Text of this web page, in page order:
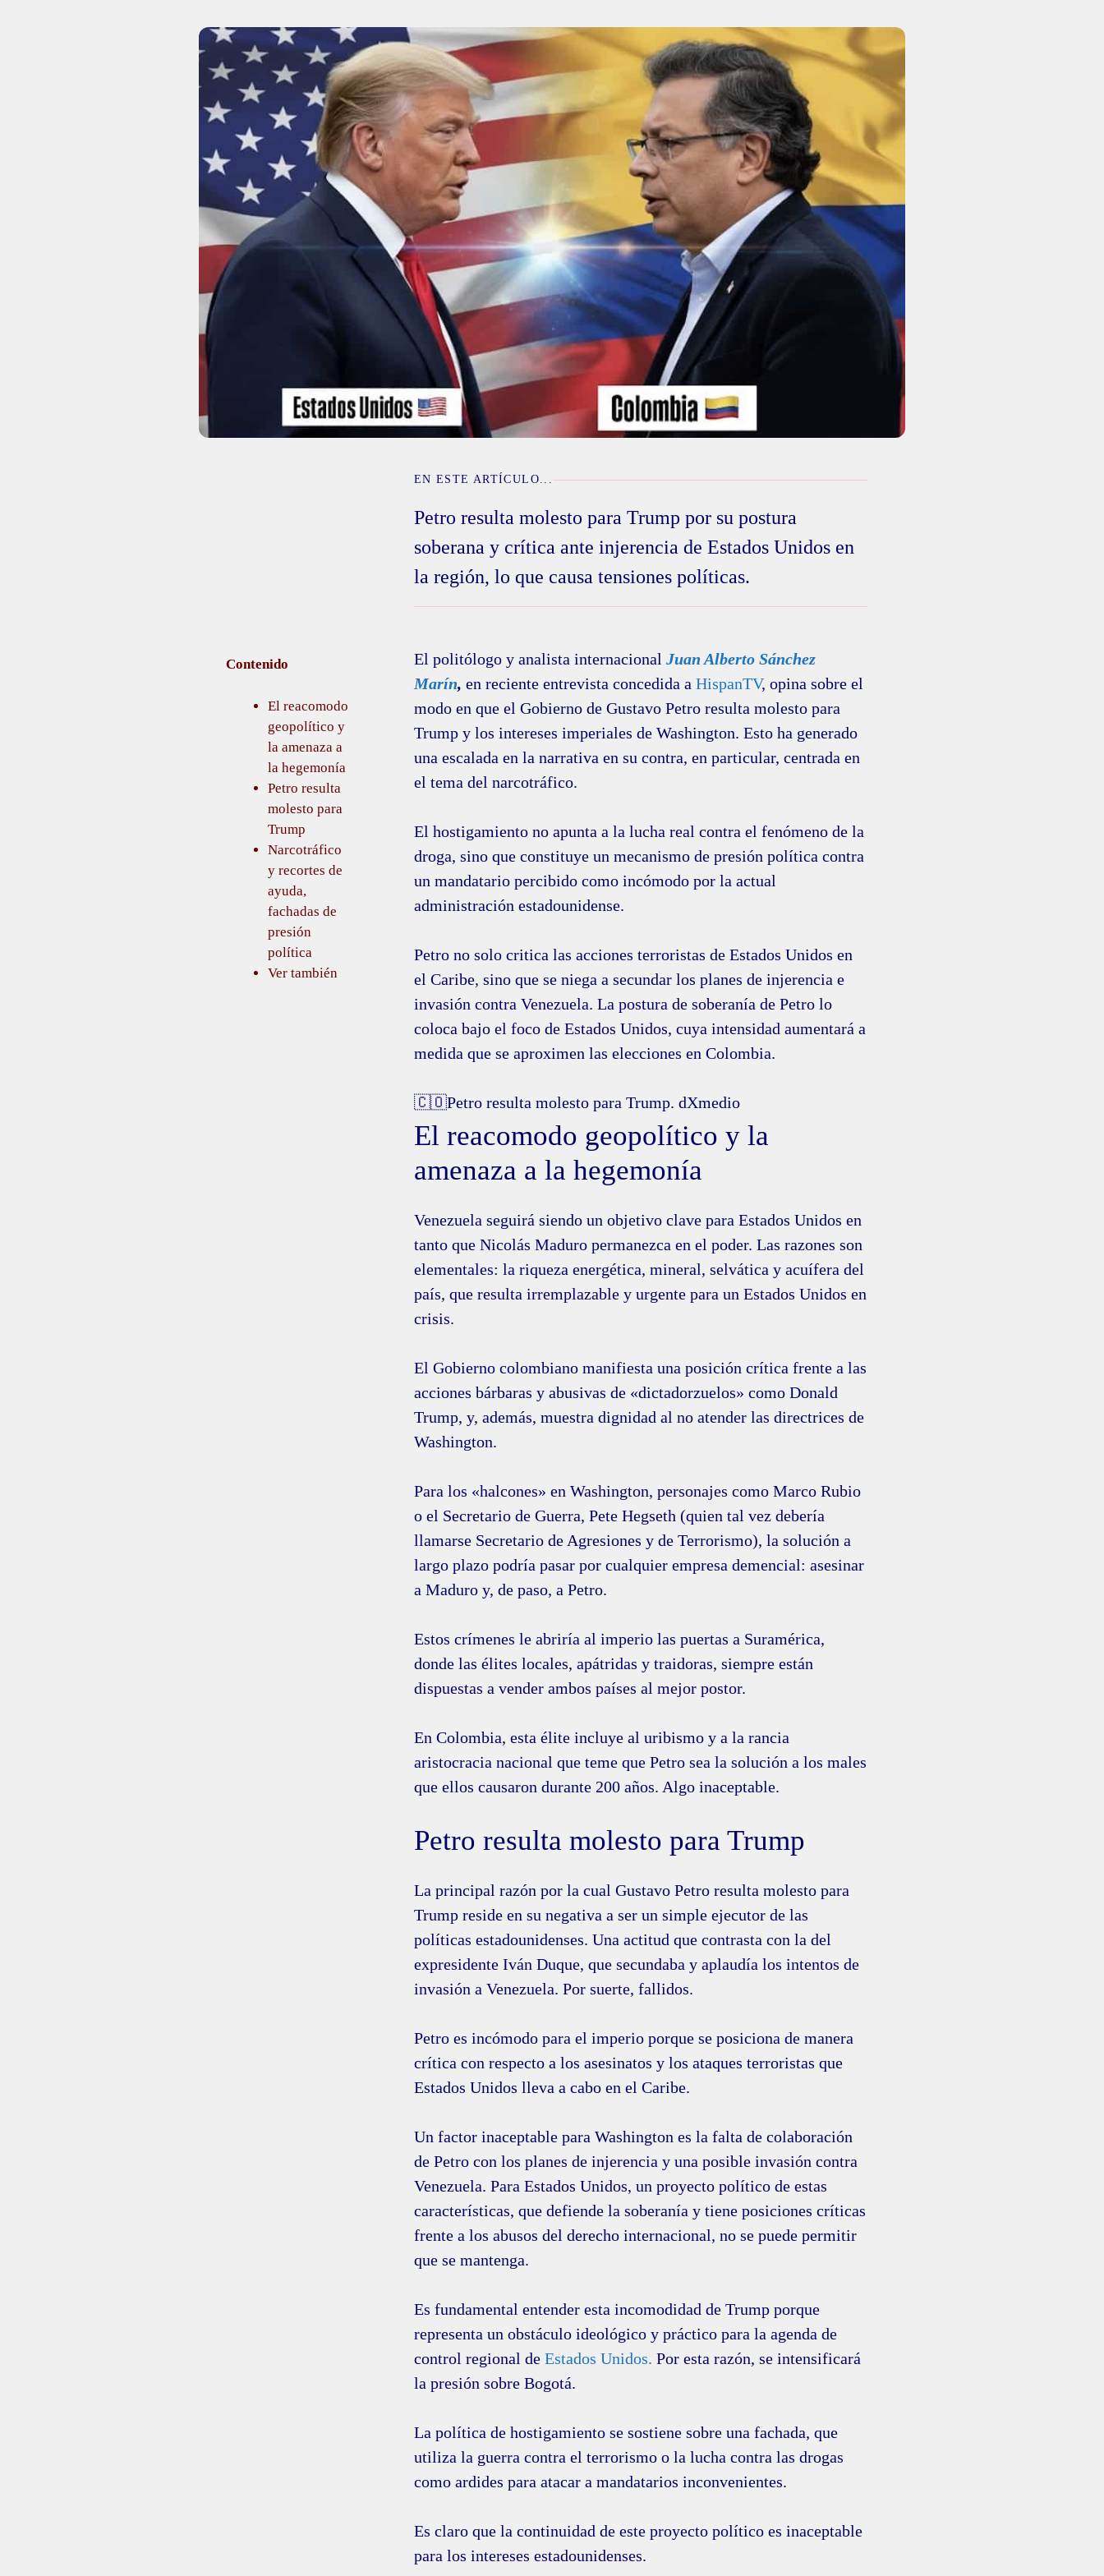
Contenido
El reacomodo
geopolítico y
la amenaza a
la hegemonía
Petro resulta
molesto para
Trump
Narcotráfico
y recortes de
ayuda,
fachadas de
presión
política
Ver también
EN ESTE ARTÍCULO...
Petro resulta molesto para Trump por su postura
soberana y crítica ante injerencia de Estados Unidos en
la región, lo que causa tensiones políticas.
El politólogo y analista internacional Juan Alberto Sánchez
Marín, en reciente entrevista concedida a HispanTV, opina sobre el
modo en que el Gobierno de Gustavo Petro resulta molesto para
Trump y los intereses imperiales de Washington. Esto ha generado
una escalada en la narrativa en su contra, en particular, centrada en
el tema del narcotráfico.
El hostigamiento no apunta a la lucha real contra el fenómeno de la
droga, sino que constituye un mecanismo de presión política contra
un mandatario percibido como incómodo por la actual
administración estadounidense.
Petro no solo critica las acciones terroristas de Estados Unidos en
el Caribe, sino que se niega a secundar los planes de injerencia e
invasión contra Venezuela. La postura de soberanía de Petro lo
coloca bajo el foco de Estados Unidos, cuya intensidad aumentará a
medida que se aproximen las elecciones en Colombia.
🇨🇴Petro resulta molesto para Trump. dXmedio
El reacomodo geopolítico y la
amenaza a la hegemonía
Venezuela seguirá siendo un objetivo clave para Estados Unidos en
tanto que Nicolás Maduro permanezca en el poder. Las razones son
elementales: la riqueza energética, mineral, selvática y acuífera del
país, que resulta irremplazable y urgente para un Estados Unidos en
crisis.
El Gobierno colombiano manifiesta una posición crítica frente a las
acciones bárbaras y abusivas de «dictadorzuelos» como Donald
Trump, y, además, muestra dignidad al no atender las directrices de
Washington.
Para los «halcones» en Washington, personajes como Marco Rubio
o el Secretario de Guerra, Pete Hegseth (quien tal vez debería
llamarse Secretario de Agresiones y de Terrorismo), la solución a
largo plazo podría pasar por cualquier empresa demencial: asesinar
a Maduro y, de paso, a Petro.
Estos crímenes le abriría al imperio las puertas a Suramérica,
donde las élites locales, apátridas y traidoras, siempre están
dispuestas a vender ambos países al mejor postor.
En Colombia, esta élite incluye al uribismo y a la rancia
aristocracia nacional que teme que Petro sea la solución a los males
que ellos causaron durante 200 años. Algo inaceptable.
Petro resulta molesto para Trump
La principal razón por la cual Gustavo Petro resulta molesto para
Trump reside en su negativa a ser un simple ejecutor de las
políticas estadounidenses. Una actitud que contrasta con la del
expresidente Iván Duque, que secundaba y aplaudía los intentos de
invasión a Venezuela. Por suerte, fallidos.
Petro es incómodo para el imperio porque se posiciona de manera
crítica con respecto a los asesinatos y los ataques terroristas que
Estados Unidos lleva a cabo en el Caribe.
Un factor inaceptable para Washington es la falta de colaboración
de Petro con los planes de injerencia y una posible invasión contra
Venezuela. Para Estados Unidos, un proyecto político de estas
características, que defiende la soberanía y tiene posiciones críticas
frente a los abusos del derecho internacional, no se puede permitir
que se mantenga.
Es fundamental entender esta incomodidad de Trump porque
representa un obstáculo ideológico y práctico para la agenda de
control regional de Estados Unidos. Por esta razón, se intensificará
la presión sobre Bogotá.
La política de hostigamiento se sostiene sobre una fachada, que
utiliza la guerra contra el terrorismo o la lucha contra las drogas
como ardides para atacar a mandatarios inconvenientes.
Es claro que la continuidad de este proyecto político es inaceptable
para los intereses estadounidenses.